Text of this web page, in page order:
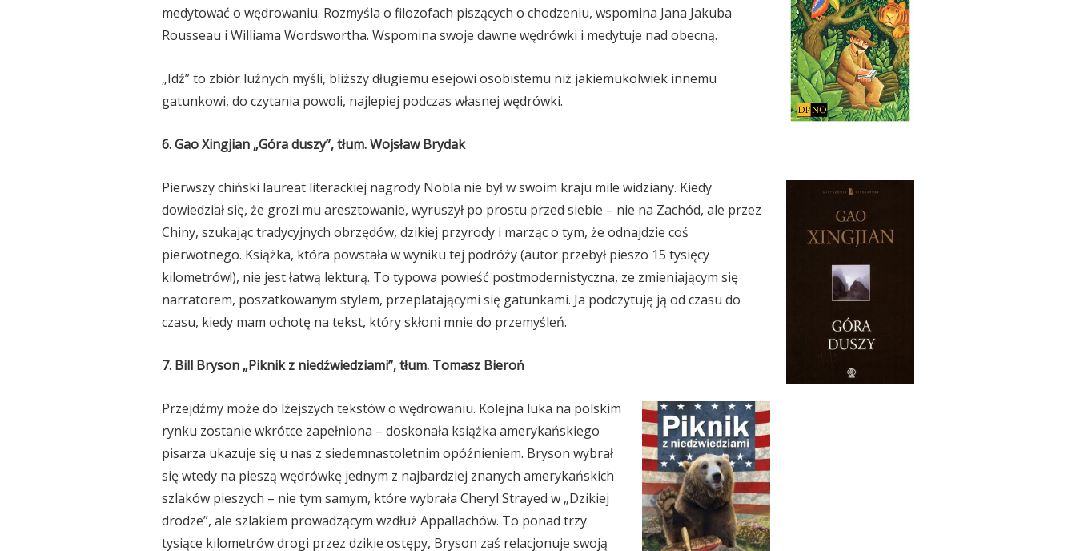
medytować o wędrowaniu. Rozmyśla o filozofach piszących o chodzeniu, wspomina Jana Jakuba
Rousseau i Williama Wordswortha. Wspomina swoje dawne wędrówki i medytuje nad obecną.
„Idź” to zbiór luźnych myśli, bliższy długiemu esejowi osobistemu niż jakiemukolwiek innemu
gatunkowi, do czytania powoli, najlepiej podczas własnej wędrówki.
6. Gao Xingjian „Góra duszy”, tłum. Wojsław Brydak
Pierwszy chiński laureat literackiej nagrody Nobla nie był w swoim kraju mile widziany. Kiedy
dowiedział się, że grozi mu aresztowanie, wyruszył po prostu przed siebie – nie na Zachód, ale przez
Chiny, szukając tradycyjnych obrzędów, dzikiej przyrody i marząc o tym, że odnajdzie coś
pierwotnego. Książka, która powstała w wyniku tej podróży (autor przebył pieszo 15 tysięcy
kilometrów!), nie jest łatwą lekturą. To typowa powieść postmodernistyczna, ze zmieniającym się
narratorem, poszatkowanym stylem, przeplatającymi się gatunkami. Ja podczytuję ją od czasu do
czasu, kiedy mam ochotę na tekst, który skłoni mnie do przemyśleń.
7. Bill Bryson „Piknik z niedźwiedziami”, tłum. Tomasz Bieroń
Przejdźmy może do lżejszych tekstów o wędrowaniu. Kolejna luka na polskim
rynku zostanie wkrótce zapełniona – doskonała książka amerykańskiego
pisarza ukazuje się u nas z siedemnastoletnim opóźnieniem. Bryson wybrał
się wtedy na pieszą wędrówkę jednym z najbardziej znanych amerykańskich
szlaków pieszych – nie tym samym, które wybrała Cheryl Strayed w „Dzikiej
drodze”, ale szlakiem prowadzącym wzdłuż Appallachów. To ponad trzy
tysiące kilometrów drogi przez dzikie ostępy, Bryson zaś relacjonuje swoją